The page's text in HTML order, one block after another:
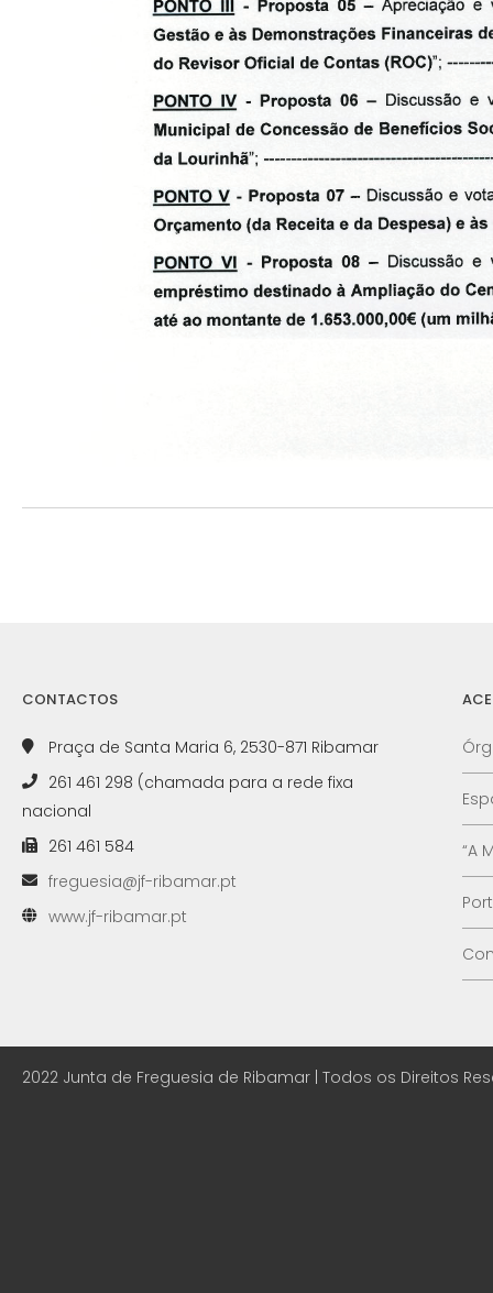
CONTACTOS
Praça de Santa Maria 6, 2530-871 Ribamar
261 461 298 (chamada para a rede fixa
nacional
261 461 584
freguesia@jf-ribamar.pt
www.jf-ribamar.pt
“A
2022 Junta de Freguesia de Ribamar | Todos os Direitos